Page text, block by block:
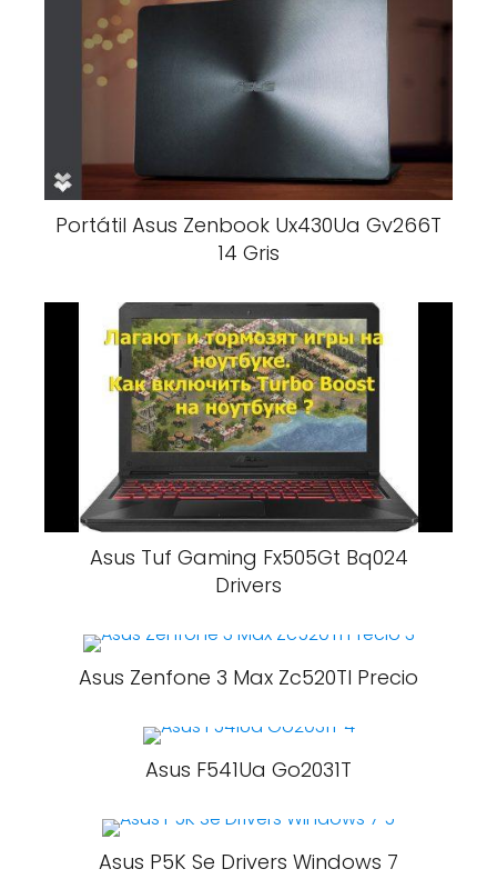
Portátil Asus Zenbook Ux430Ua Gv266T
14 Gris
Asus Tuf Gaming Fx505Gt Bq024
Drivers
Asus Zenfone 3 Max Zc520Tl Precio
Asus F541Ua Go2031T
Asus P5K Se Drivers Windows 7